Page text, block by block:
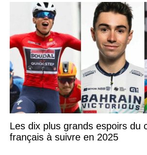
Les dix plus grands espoirs du
français à suivre en 2025